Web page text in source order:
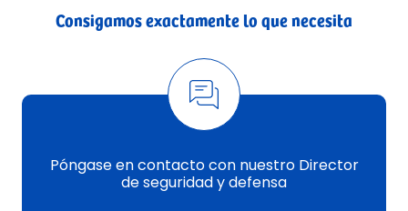
Consigamos exactamente lo que necesita
Póngase en contacto con nuestro Director
de seguridad y defensa